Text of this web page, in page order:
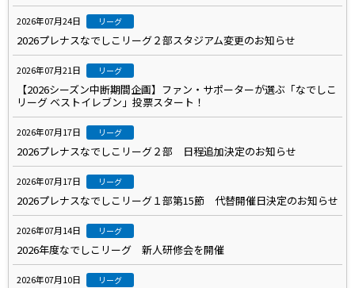
2026年07月24日 リーグ
2026プレナスなでしこリーグ２部スタジアム変更のお知らせ
2026年07月21日 リーグ
【2026シーズン中断期間企画】ファン・サポーターが選ぶ「なでしこ
リーグ ベストイレブン」投票スタート！
2026年07月17日 リーグ
2026プレナスなでしこリーグ２部 日程追加決定のお知らせ
2026年07月17日 リーグ
2026プレナスなでしこリーグ１部第15節 代替開催日決定のお知らせ
2026年07月14日 リーグ
2026年度なでしこリーグ 新人研修会を開催
2026年07月10日 リーグ